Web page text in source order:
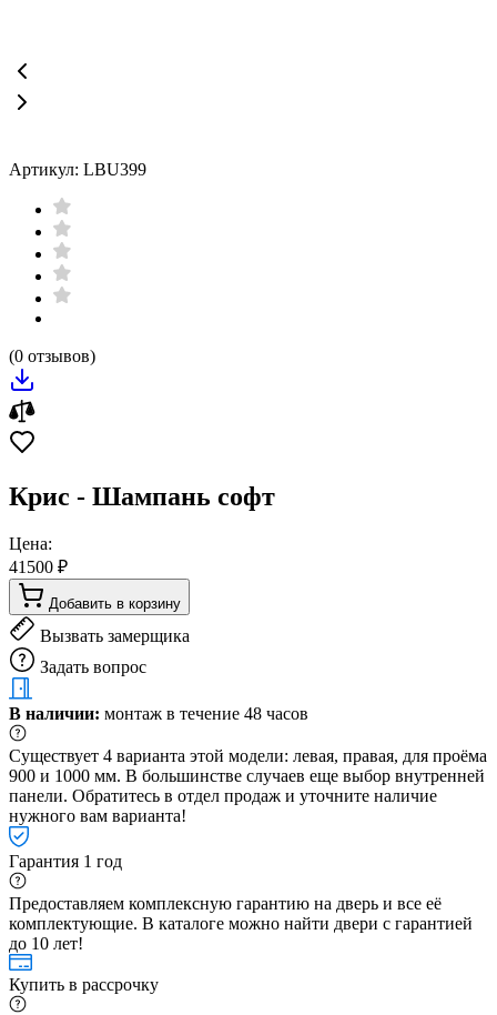
Артикул: LBU399
(0 отзывов)
Крис - Шампань софт
Цена:
41500 ₽
Добавить в корзину
Вызвать замерщика
Задать вопрос
В наличии: монтаж в течение 48 часов
Существует 4 варианта этой модели: левая, правая, для проёма
900 и 1000 мм. В большинстве случаев еще выбор внутренней
панели. Обратитесь в отдел продаж и уточните наличие
нужного вам варианта!
Гарантия 1 год
Предоставляем комплексную гарантию на дверь и все её
комплектующие. В каталоге можно найти двери с гарантией
до 10 лет!
Купить в рассрочку